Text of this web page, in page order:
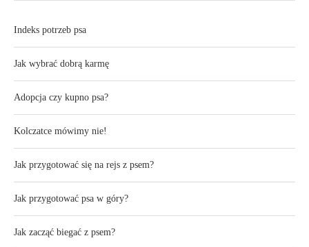
Indeks potrzeb psa
Jak wybrać dobrą karmę
Adopcja czy kupno psa?
Kolczatce mówimy nie!
Jak przygotować się na rejs z psem?
Jak przygotować psa w góry?
Jak zacząć biegać z psem?